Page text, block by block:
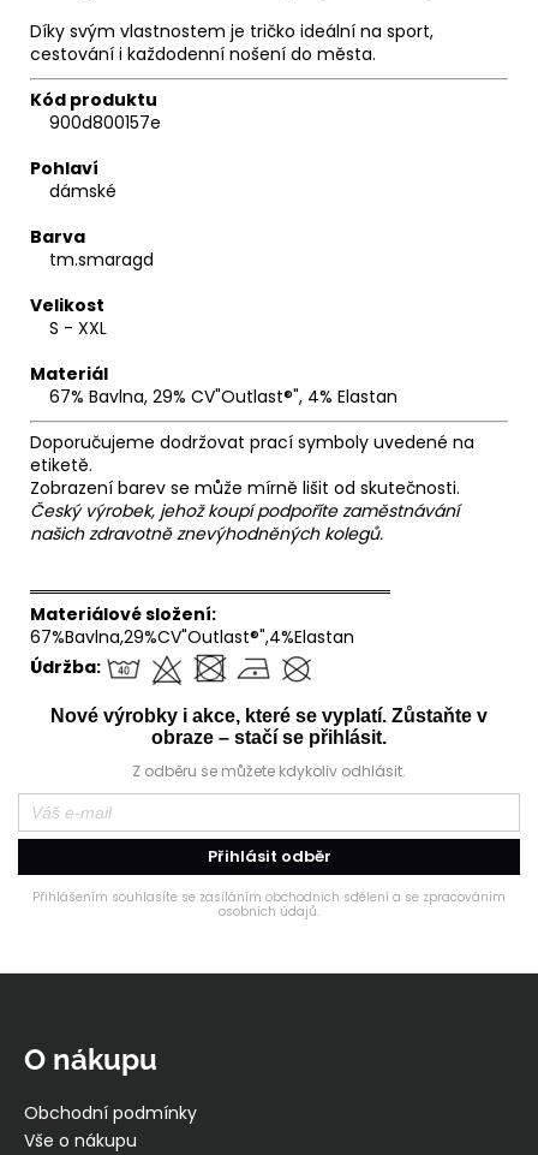
Díky svým vlastnostem je tričko ideální na sport,
cestování i každodenní nošení do města.
Kód produktu
900d800157e
Pohlaví
dámské
Barva
tm.smaragd
Velikost
S - XXL
Materiál
67% Bavlna, 29% CV"Outlast®", 4% Elastan
Doporučujeme dodržovat prací symboly uvedené na
etiketě.
Zobrazení barev se může mírně lišit od skutečnosti.
Český výrobek, jehož koupí podpoříte zaměstnávání
našich zdravotně znevýhodněných kolegů.
══════════════════════════════
Materiálové složení:
67%Bavlna,29%CV"Outlast®",4%Elastan
Údržba:
Nové výrobky i akce, které se vyplatí. Zůstaňte v
obraze – stačí se přihlásit.
Z odběru se můžete kdykoliv odhlásit.
Přihlásit odběr
Přihlášením souhlasíte se zasíláním obchodních sdělení a se zpracováním
osobních údajů.
O nákupu
Obchodní podmínky
Vše o nákupu